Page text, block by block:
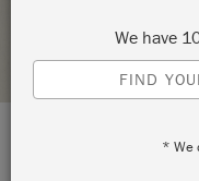
STOCKIST PROFILE
Eftra
We have
FIND
* We